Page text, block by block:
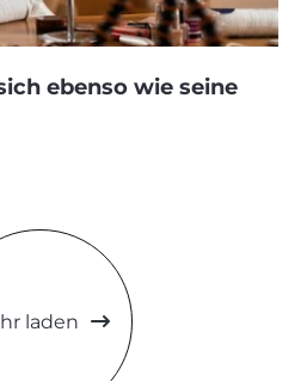
ebenso wie seine
laden